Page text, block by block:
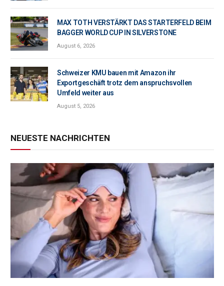
MAX TOTH VERSTÄRKT DAS STARTERFELD BEIM
BAGGER WORLD CUP IN SILVERSTONE
August 6, 2026
Schweizer KMU bauen mit Amazon ihr
Exportgeschäft trotz dem anspruchsvollen
Umfeld weiter aus
August 5, 2026
NEUESTE NACHRICHTEN